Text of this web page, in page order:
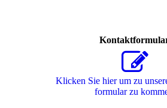
Klicken Sie hier um zu
for­mu­lar zu